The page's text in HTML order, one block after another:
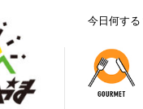
今日何す